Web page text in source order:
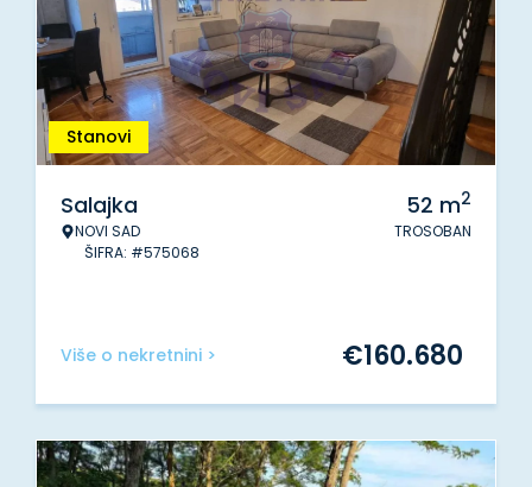
Stanovi
Salajka
NOVI SAD
ŠIFRA: #575068
52 m2
TROSOBAN
Više o nekretnini > €160.680